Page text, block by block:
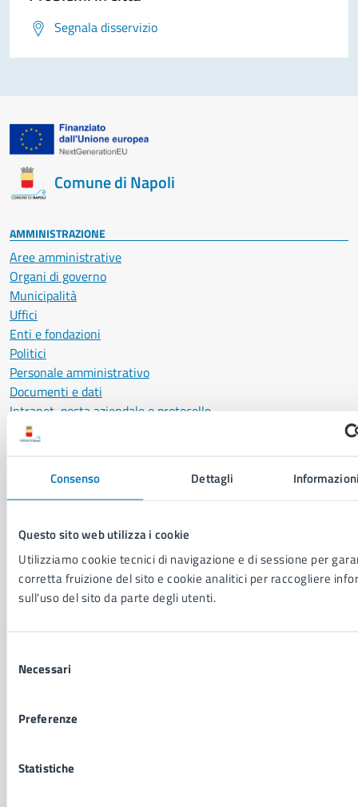
Consenso Dettagli
Questo sito web utilizza i cookie
Utilizziamo cookie tecnici di navigazione e di sessione per
corretta fruizione del sito e cookie analitici per raccogliere
sull'uso del sito da parte degli utenti.
delNecessari
Preferenze
Statistiche
Segnala disservizio
Comune di Napoli
AMMINISTRAZIONE
Aree amministrative
Organi di governo
Municipalità
Uffici
Enti e fondazioni
Politici
Personale amministrativo
Documenti e dati
Intranet, posta aziendale e protocollo
Ambiente
Autorizzazioni
Cultura e tempo libero
Documenti e certificati
Educazione e formazione
Giustizia e sicurezza pubblica
Servizi Cimiteriali
Notizie
Avvisi